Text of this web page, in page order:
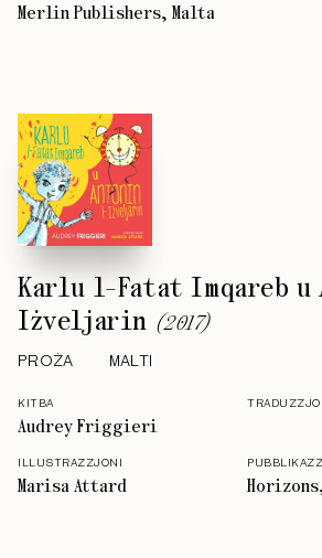
Merlin Publishers, Malta
Karlu l-Fatat Imqareb
Iżveljarin (2017)
PROŻA MALTI
KITBA
Audrey Friggieri
ILLUSTRAZZJONI
Marisa Attard